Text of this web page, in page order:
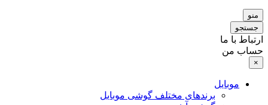
منو
جستجو
ارتباط با ما
حساب من
×
موبایل
برندهای مختلف گوشی موبایل